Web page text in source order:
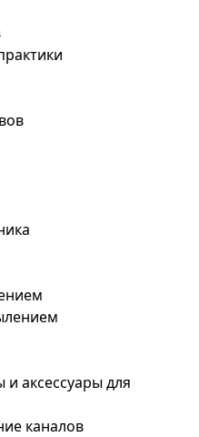
аксессуары для
каналов